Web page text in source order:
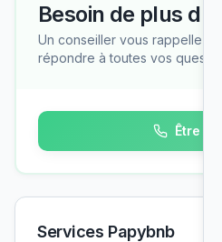
Besoin de plus
Un conseiller vous rappelle
répondre à toutes vos
Être
Services Papybnb